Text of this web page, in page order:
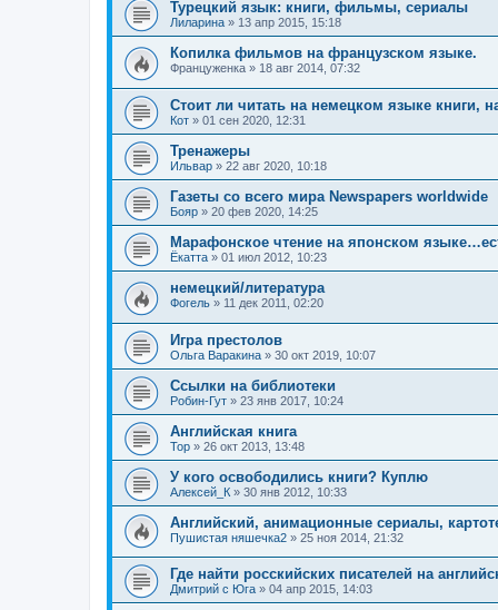
Турецкий язык: книги, фильмы, сериалы
Лиларина » 13 апр 2015, 15:18
Копилка фильмов на французском языке.
Француженка » 18 авг 2014, 07:32
Стоит ли читать на немецком языке книги,
Кот » 01 сен 2020, 12:31
Тренажеры
Ильвар » 22 авг 2020, 10:18
Газеты со всего мира Newspapers worldwide
Бояр » 20 фев 2020, 14:25
Марафонское чтение на японском
Ёкатта » 01 июл 2012, 10:23
немецкий/литература
Фогель » 11 дек 2011, 02:20
Игра престолов
Ольга Варакина » 30 окт 2019, 10:07
Ссылки на библиотеки
Робин-Гут » 23 янв 2017, 10:24
Английская книга
Тор » 26 окт 2013, 13:48
У кого освободились книги? Куплю
Алексей_К » 30 янв 2012, 10:33
Английский, анимационные сериалы,
Пушистая няшечка2 » 25 ноя 2014, 21:32
Где найти росскийских писателей на
Дмитрий с Юга » 04 апр 2015, 14:03